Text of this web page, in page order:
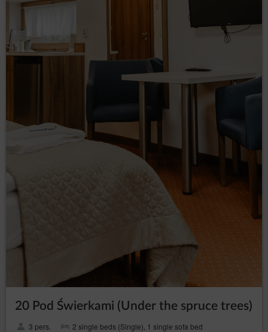
20 Pod Świerkami (Under the spruce trees)
3 pers. 2 single beds (Single), 1 single sofa bed